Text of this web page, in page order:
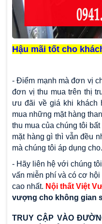
Hậu mãi tốt cho
- Điểm mạnh mà đơn vị
đơn vị thu mua trên thị
ưu đãi về giá khi khách
mua những mặt hàng
thu mua của chúng tôi
mặt hàng gì thì vẫn đều
mà chúng tôi áp dụng cho.
- Hãy liên hệ với chúng
vấn miễn phí và có cơ
cao nhất. Nội thất Việt
vượng cho không gian
TRUY CẬP VÀO